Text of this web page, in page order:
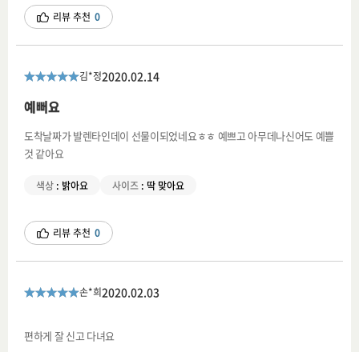
리뷰 추천 0
김*정2020.02.14
예뻐요
도착날짜가 발렌타인데이 선물이되었네요ㅎㅎ 예쁘고 아무데나신어도 예쁠
것 같아요
색상 : 밝아요 사이즈 : 딱 맞아요
리뷰 추천 0
손*희2020.02.03
편하게 잘 신고 다녀요